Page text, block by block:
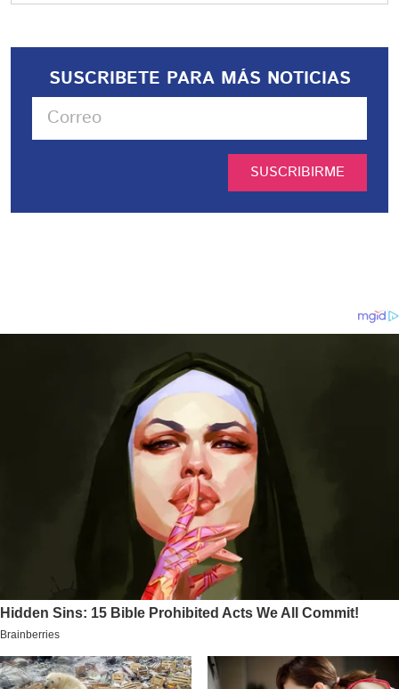
SUSCRIBETE PARA MÁS NOTICIAS
SUSCRIBIRME